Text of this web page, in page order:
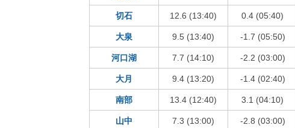
切石 12.6 (13:40) 0.4 (05:40)
大泉 9.5 (13:40) -1.7 (05:50)
河口湖 7.7 (14:10) -2.2 (03:00)
大月 9.4 (13:20) -1.4 (02:40)
南部 13.4 (12:40) 3.1 (04:10)
山中 7.3 (13:00) -2.8 (03:00)